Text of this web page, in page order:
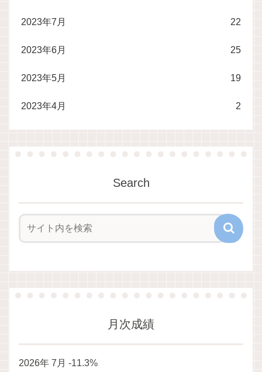
2023年7月 22
2023年6月 25
2023年5月 19
2023年4月 2
Search
月次成績
2026年 7月 -11.3%